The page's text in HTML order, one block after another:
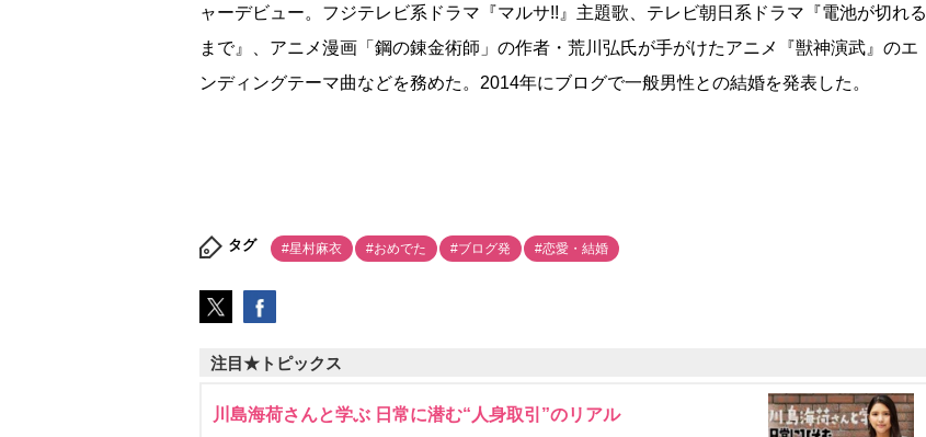
ャーデビュー。フジテレビ系ドラマ『マルサ!!』主題歌、テレビ朝日系ドラマ『電池が切れる
まで』、アニメ漫画「鋼の錬金術師」の作者・荒川弘氏が手がけたアニメ『獣神演武』のエ
ンディングテーマ曲などを務めた。2014年にブログで一般男性との結婚を発表した。
タグ #星村麻衣 #おめでた #ブログ発 #恋愛・結婚
注目★トピックス
川島海荷さんと学ぶ 日常に潜む“人身取引”のリアル